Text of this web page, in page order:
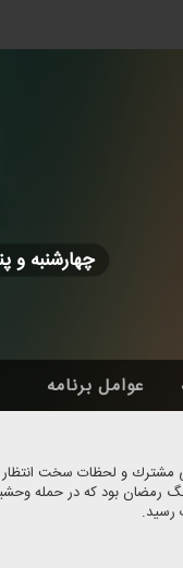
چهارشنبه و پنج
عوامل برنامه
مشترك و لحظات سخت انتظار
بود كه در حمله
رسید.